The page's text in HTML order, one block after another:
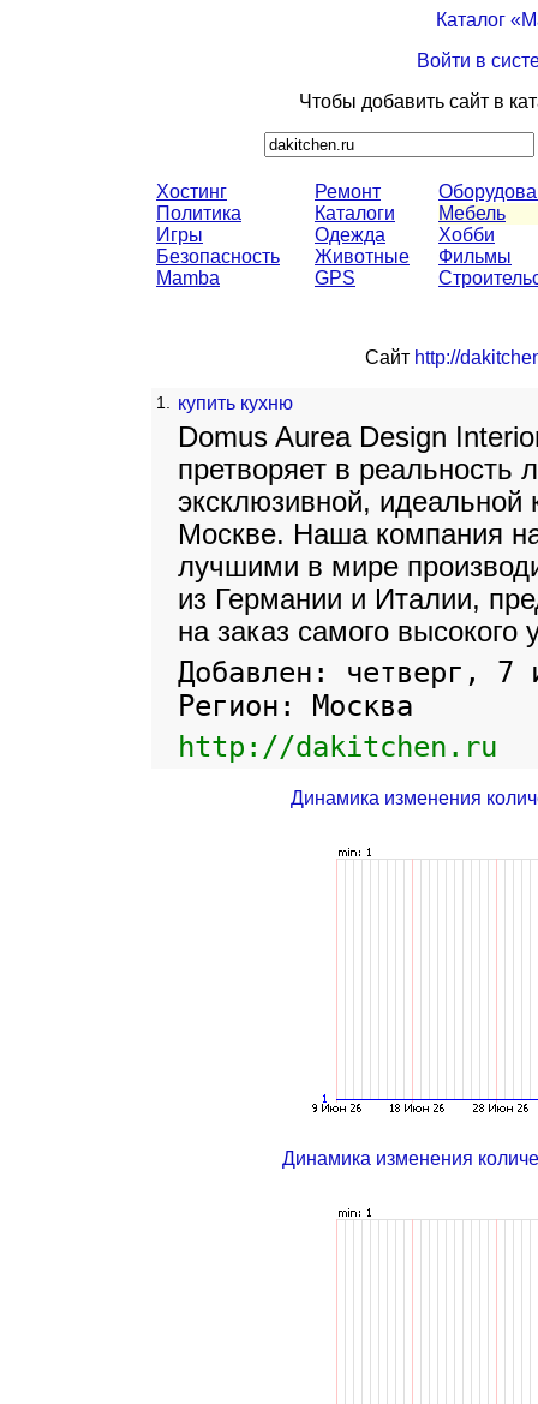
Каталог
Войти в
Чтобы добавить сайт в
Хостинг
Политика
Игры
Безопасность
Mamba
Ремонт
Каталоги
Одежда
Животные
GPS
Мебель
Хобби
Фильмы
Сайт http://
1. купить кухню
Domus Aurea Design
претворяет в
эксклюзивной, идеальной
Москве. Наша компания
лучшими в мире
из Германии и Италии,
на заказ самого высокого
Добавлен: четверг, 7
Регион: Москва
http://dakitchen.ru
Динамика изменения
Динамика изменения